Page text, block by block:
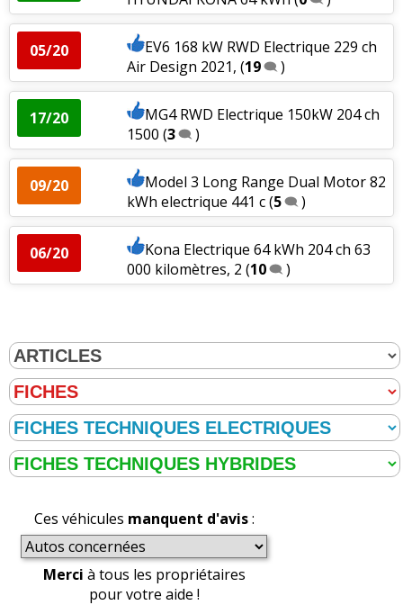
05/20
EV6 168 kW RWD Electrique 229 ch
Air Design 2021, (19 )
17/20
MG4 RWD Electrique 150kW 204 ch
1500 (3 )
09/20
Model 3 Long Range Dual Motor 82
kWh electrique 441 c(5 )
06/20
Kona Electrique 64 kWh 204 ch 63
000 kilomètres, 2 (10 )
Ces véhicules manquent d'avis:
Merci à tous les propriétaires
pour votre aide !